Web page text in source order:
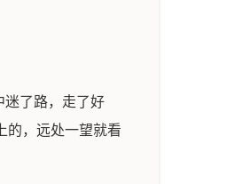
迷了路，走了好
的，远处一望就看